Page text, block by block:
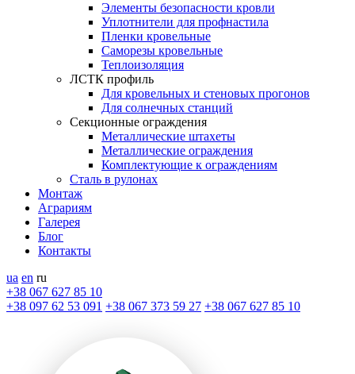
Элементы безопасности кровли
Уплотнители для профнастила
Пленки кровельные
Саморезы кровельные
Теплоизоляция
ЛСТК профиль
Для кровельных и стеновых прогонов
Для солнечных станций
Секционные ограждения
Металлические штахеты
Металлические ограждения
Комплектующие к ограждениям
Сталь в рулонах
Монтаж
Аграриям
Галерея
Блог
Контакты
ua en ru
+38 067 627 85 10
+38 097 62 53 091 +38 067 373 59 27 +38 067 627 85 10